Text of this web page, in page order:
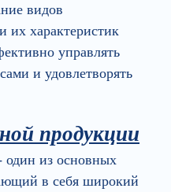
видов
характеристик
управлять
и удовлетворять
продукции
из основных
в себя широкий